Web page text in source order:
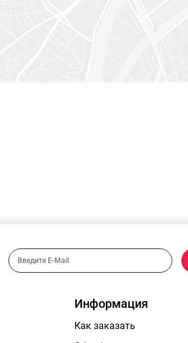
Информация
Как заказать